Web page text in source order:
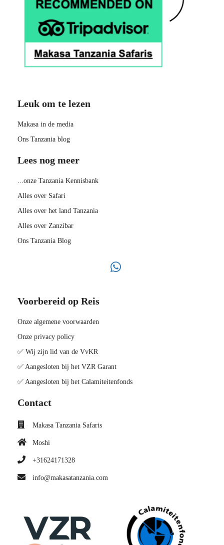
Leuk om te lezen
Makasa in de media
Ons Tanzania blog
Lees nog meer
...onze Tanzania Kennisbank
Alles over Safari
Alles over het land Tanzania
Alles over Zanzibar
Ons Tanzania Blog
Voorbereid op Reis
Onze algemene voorwaarden
Onze privacy policy
✅ Wij zijn lid van de VvKR
✅ Aangesloten bij het VZR Garant
✅ Aangesloten bij het Calamiteitenfonds
Contact
Makasa Tanzania Safaris
Moshi
+31624171328
info@makasatanzania.com